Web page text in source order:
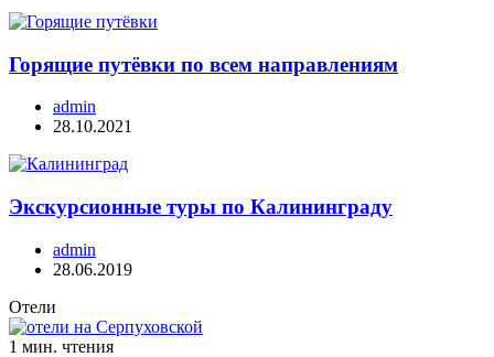
Горящие путёвки по всем направлениям
admin
28.10.2021
Экскурсионные туры по Калининграду
admin
28.06.2019
Отели
1 мин. чтения